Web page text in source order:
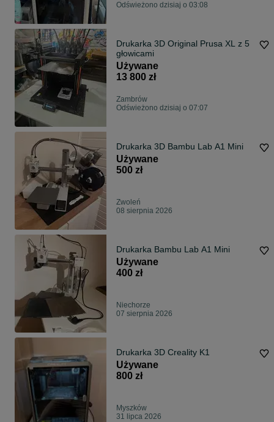
Odświeżono dzisiaj o 03:08
Drukarka 3D Original Prusa XL z 5
głowicami
Używane
13 800 zł
Zambrów
Odświeżono dzisiaj o 07:07
Drukarka 3D Bambu Lab A1 Mini
Używane
500 zł
Zwoleń
08 sierpnia 2026
Drukarka Bambu Lab A1 Mini
Używane
400 zł
Niechorze
07 sierpnia 2026
Drukarka 3D Creality K1
Używane
800 zł
Myszków
31 lipca 2026